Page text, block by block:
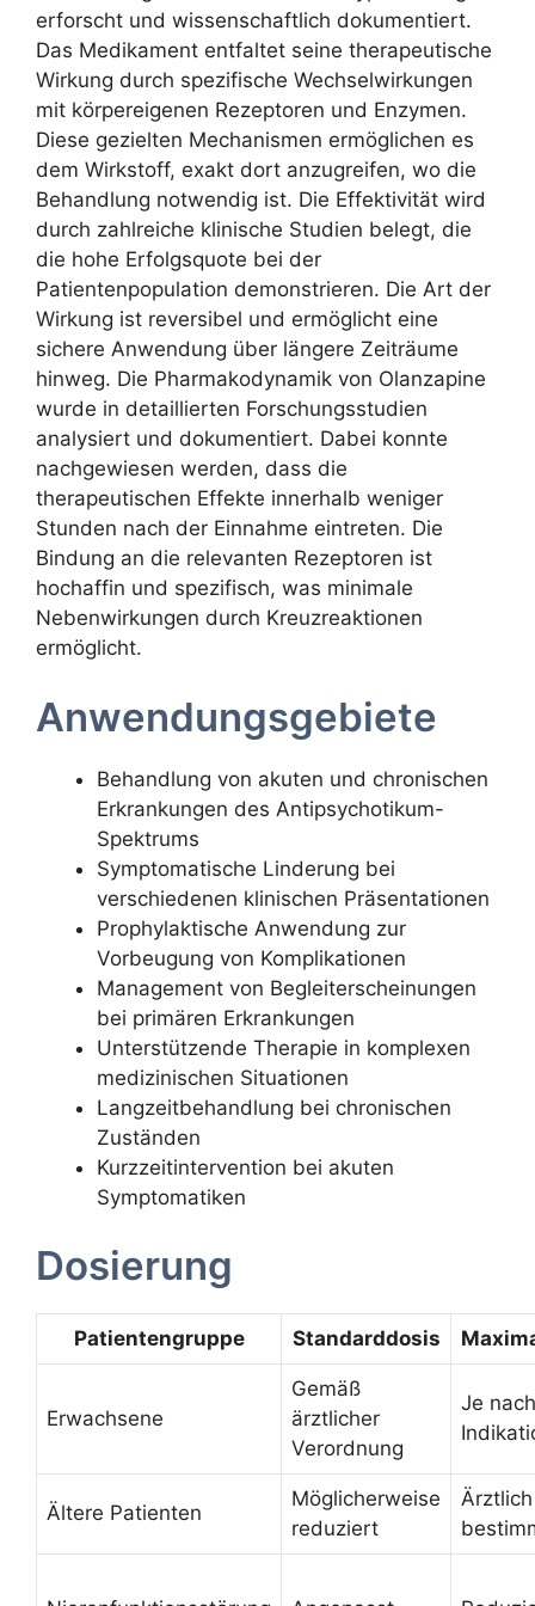
erforscht und wissenschaftlich dokumentiert.
Das Medikament entfaltet seine therapeutische
Wirkung durch spezifische Wechselwirkungen
mit körpereigenen Rezeptoren und Enzymen.
Diese gezielten Mechanismen ermöglichen es
dem Wirkstoff, exakt dort anzugreifen, wo die
Behandlung notwendig ist. Die Effektivität wird
durch zahlreiche klinische Studien belegt, die
die hohe Erfolgsquote bei der
Patientenpopulation demonstrieren. Die Art der
Wirkung ist reversibel und ermöglicht eine
sichere Anwendung über längere Zeiträume
hinweg. Die Pharmakodynamik von Olanzapine
wurde in detaillierten Forschungsstudien
analysiert und dokumentiert. Dabei konnte
nachgewiesen werden, dass die
therapeutischen Effekte innerhalb weniger
Stunden nach der Einnahme eintreten. Die
Bindung an die relevanten Rezeptoren ist
hochaffin und spezifisch, was minimale
Nebenwirkungen durch Kreuzreaktionen
ermöglicht.
Anwendungsgebiete
Behandlung von akuten und chronischen
Erkrankungen des Antipsychotikum-
Spektrums
Symptomatische Linderung bei
verschiedenen klinischen Präsentationen
Prophylaktische Anwendung zur
Vorbeugung von Komplikationen
Management von Begleiterscheinungen
bei primären Erkrankungen
Unterstützende Therapie in komplexen
medizinischen Situationen
Langzeitbehandlung bei chronischen
Zuständen
Kurzzeitintervention bei akuten
Symptomatiken
Dosierung
Patientengruppe Standarddosis
Erwachsene
Gemäß
ärztlicher
Verordnung
Je nach
Ältere Patienten
Möglicherweise
reduziert
Ärztlich